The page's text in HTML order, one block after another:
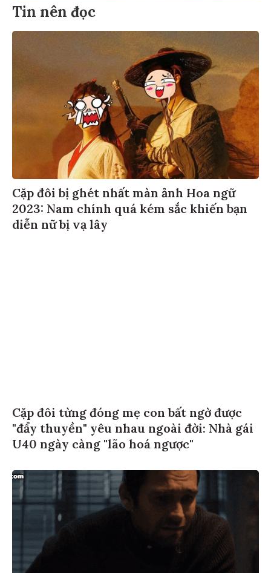
Tin nên đọc
Cặp đôi bị ghét nhất màn ảnh Hoa ngữ
2023: Nam chính quá kém sắc khiến bạn
diễn nữ bị vạ lây
Cặp đôi từng đóng mẹ con bất ngờ được
"đẩy thuyền" yêu nhau ngoài đời: Nhà gái
U40 ngày càng "lão hoá ngược"